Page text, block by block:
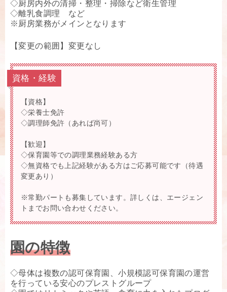
◇厨房内外の清掃・整理・掃除など衛生管理
◇離乳食調理 など
※厨房業務がメインとなります
【変更の範囲】変更なし
資格・経験
【資格】
◇栄養士免許
◇調理師免許（あれば尚可）
【歓迎】
◇保育園等での調理業務経験ある方
◇無資格でも上記経験がある方はご応募可能です（待遇
変更あり）
※常勤パートも募集しています。詳しくは、エージェン
トまでお問い合わせください。
園の特徴
◇母体は複数の認可保育園、小規模認可保育園の運営
を行っている安心のプレストグループ